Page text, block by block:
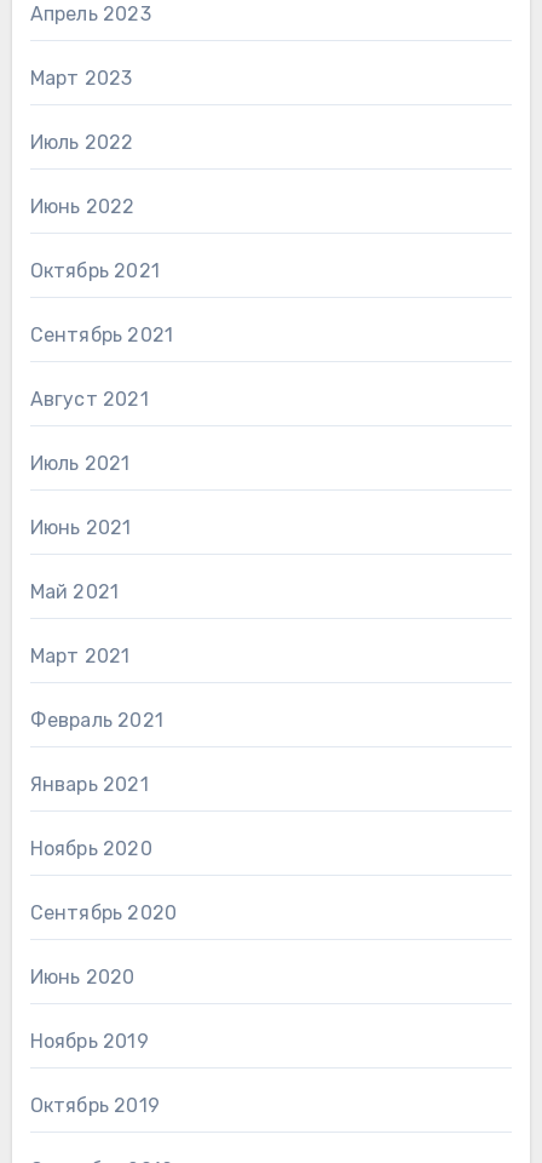
Апрель 2023
Март 2023
Июль 2022
Июнь 2022
Октябрь 2021
Сентябрь 2021
Август 2021
Июль 2021
Июнь 2021
Май 2021
Март 2021
Февраль 2021
Январь 2021
Ноябрь 2020
Сентябрь 2020
Июнь 2020
Ноябрь 2019
Октябрь 2019